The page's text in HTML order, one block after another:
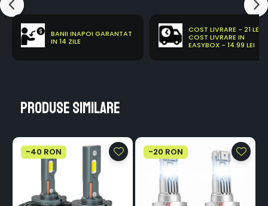
BANII INAPOI GARANTAT
IN 14 ZILE
COST LIVRARE - 21 LEI
COST LIVRARE IN
EASYBOX - 14.99 LEI
Produse similare
-40 RON -20 RON